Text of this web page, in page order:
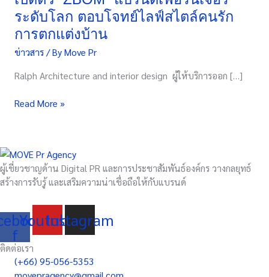
ระดับโลก ตอบโจทย์ไลฟ์สไตล์คนรัก
การตกแต่งบ้าน
ข่าวสาร/ ByMove Pr
Ralph Architecture and interior design ผู้ให้บริการออก […]
เจ้า
แรก
ใน
South
East
Asia
ตัว
ระดับ
โลก
ตอบ
ไลฟ์
สไตล์
คน
รัก
การ
Read More »
ผู้เชี่ยวชาญด้าน Digital PR และการประชาสัมพันธ์องค์กร วางกลยุทธ์
สร้างการรับรู้ และเสริมความน่าเชื่อถือให้กับแบรนด์
f
Youtube
Instagram
ติดต่อเรา
(+66) 95-056-5353